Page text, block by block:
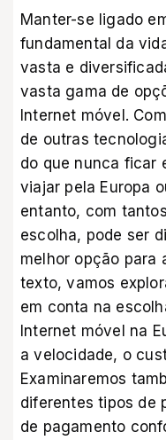
Manter-se ligado
fundamental da
vasta e
vasta gama de
Internet móvel.
de outras
do que nunca ficar
viajar pela Europa
entanto, com
escolha, pode ser
melhor opção para
texto, vamos
em conta na
Internet móvel na
a velocidade, o
Examinaremos
diferentes tipos de
de pagamento